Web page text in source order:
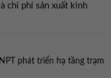
chi phí sản xuất kinh
phát triển hạ tầng trạm